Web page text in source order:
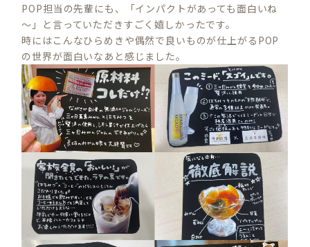
POP担当の先輩にも、「インパクトがあっても面白いね
～」と言っていただきすごく嬉しかったです。
時にはこんなひらめきや偶然で良いものが仕上がるPOP
の世界が面白いなあと感じました。